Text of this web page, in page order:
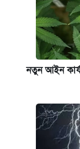
নতুন আইন